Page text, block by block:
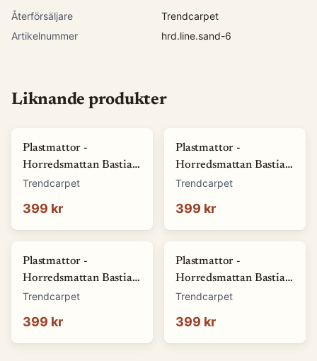
Återförsäljare
Trendcarpet
Artikelnummer
hrd.line.sand-6
Liknande produkter
Plastmattor -
Horredsmattan Bastian
(grön) (Storlek: 70 x 50
Trendcarpet
399 kr
Plastmattor -
Horredsmattan Bastian
(röd) (Storlek: 70 x 50
Trendcarpet
399 kr
Plastmattor -
Horredsmattan Bastian
(blå) (Storlek: 70 x 50
Trendcarpet
399 kr
Plastmattor -
Horredsmattan Bastian
(brun) (Storlek: 70 x 50
Trendcarpet
399 kr